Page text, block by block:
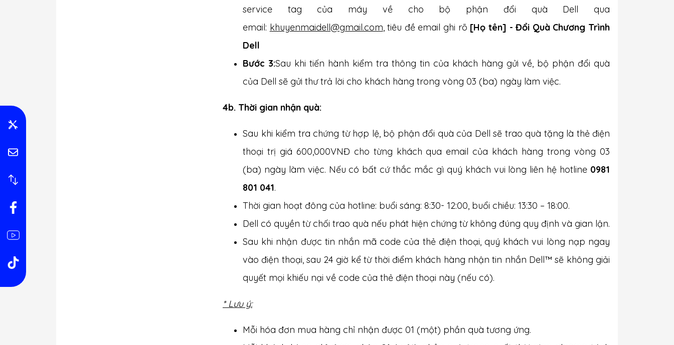
service tag của máy về cho bộ phận đổi quà Dell qua
email: khuyenmaidell@gmail.com, tiêu đề email ghi rõ [Họ tên] - Đổi Quà Chương Trình
Dell
Bước 3:Sau khi tiến hành kiểm tra thông tin của khách hàng gửi về, bộ phận đổi quà
của Dell sẽ gửi thư trả lời cho khách hàng trong vòng 03 (ba) ngày làm việc.
4b. Thời gian nhận quà:
Sau khi kiểm tra chứng từ hợp lệ, bộ phận đổi quà của Dell sẽ trao quà tặng là thẻ điện
thoại trị giá 600,000VNĐ cho từng khách qua email của khách hàng trong vòng 03
(ba) ngày làm việc. Nếu có bất cứ thắc mắc gì quý khách vui lòng liên hệ hotline 0981
801 041.
Thời gian hoạt đông của hotline: buổi sáng: 8:30- 12:00, buổi chiều: 13:30 – 18:00.
Dell có quyền từ chối trao quà nếu phát hiện chứng từ không đúng quy định và gian lận.
Sau khi nhận được tin nhắn mã code của thẻ điện thoại, quý khách vui lòng nạp ngay
vào điện thoại, sau 24 giờ kể từ thời điểm khách hàng nhận tin nhắn Dell™ sẽ không giải
quyết mọi khiếu nại về code của thẻ điện thoại này (nếu có).
* Lưu ý:
Mỗi hóa đơn mua hàng chỉ nhận được 01 (một) phần quà tương ứng.